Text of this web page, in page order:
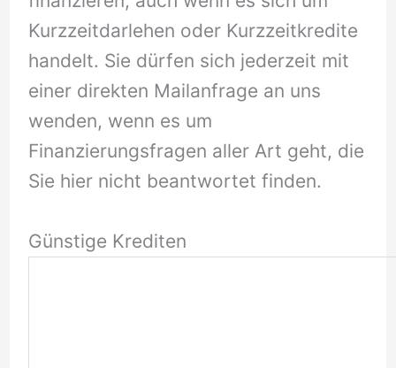
Kurzzeitdarlehen oder Kurzzeitkredite
handelt. Sie dürfen sich jederzeit mit
einer direkten Mailanfrage an uns
wenden, wenn es um
Finanzierungsfragen aller Art geht, die
Sie hier nicht beantwortet finden.
Günstige Krediten